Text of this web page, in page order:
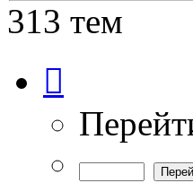
313 тем
из